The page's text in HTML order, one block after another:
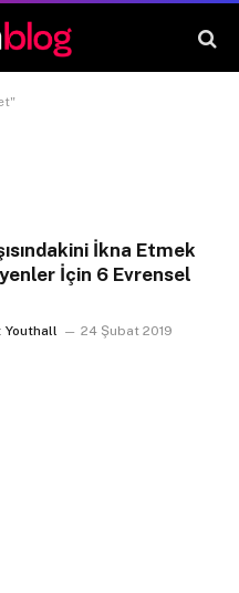
İkna Etmek
İçin 6 Evrensel
Youthall 24 Şubat 2019